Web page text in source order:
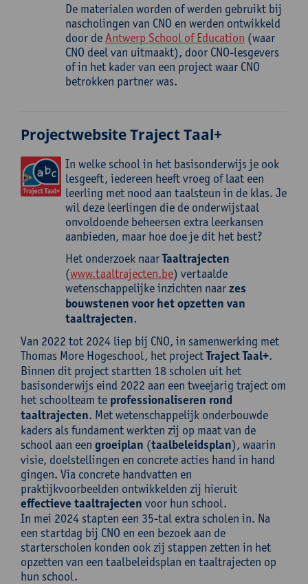
De materialen worden of werden gebruikt bij
nascholingen van CNO en werden ontwikkeld
door deAntwerp School of Education (waar
CNO deel van uitmaakt), door CNO-lesgevers
of in het kader van een project waar CNO
betrokken partner was.
Projectwebsite Traject Taal+
In welke school in het basisonderwijs je ook
lesgeeft, iedereen heeft vroeg of laat een
leerling met nood aan taalsteun in de klas. Je
wil deze leerlingen die de onderwijstaal
onvoldoende beheersen extra leerkansen
aanbieden, maar hoe doe je dit het best?
Het onderzoek naarTaaltrajecten
(www.taaltrajecten.be) vertaalde
wetenschappelijke inzichten naarzes
bouwstenen voor het opzetten van
taaltrajecten.
Van 2022 tot 2024 liep bij CNO, in samenwerking met
Thomas More Hogeschool, het projectTraject Taal+.
Binnen dit project startten 18 scholen uit het
basisonderwijs eind 2022 aan een tweejarig traject om
het schoolteam te professionaliseren rond
taaltrajecten. Met wetenschappelijk onderbouwde
kaders als fundament werkten zij op maat van de
school aan een groeiplan (taalbeleidsplan), waarin
visie, doelstellingen en concrete acties hand in hand
gingen. Via concrete handvatten en
praktijkvoorbeelden ontwikkelden zij hieruit
effectieve taaltrajecten voor hun school.
In mei 2024 stapten een 35-tal extra scholen in. Na
een startdag bij CNO en een bezoek aan de
starterscholen konden ook zij stappen zetten in het
opzetten van een taalbeleidsplan en taaltrajecten op
hun school.